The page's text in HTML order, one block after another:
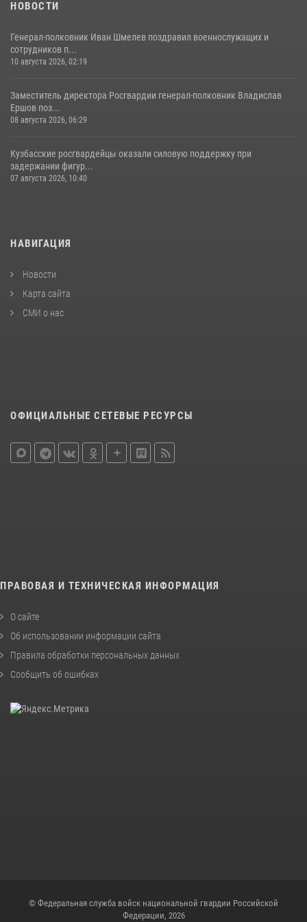
НОВОСТИ
Генерал-полковник Иван Шмелев поздравил военнослужащих и
сотрудников п...
10 августа 2026, 02:19
Заместитель директора Росгвардии генерал-полковник Владислав
Ершов поз...
08 августа 2026, 06:29
Кузбасские росгвардейцы оказали силовую поддержку при
задержании фигур...
07 августа 2026, 10:40
НАВИГАЦИЯ
Новости
Карта сайта
СМИ о нас
ОФИЦИАЛЬНЫЕ СЕТЕВЫЕ РЕСУРСЫ
ПРАВОВАЯ И ТЕХНИЧЕСКАЯ ИНФОРМАЦИЯ
О сайте
Об использовании информации сайта
Правила обработки персональных данных
Сообщить об ошибках
© Федеральная служба войск национальной гвардии Российской
Федерации, 2026